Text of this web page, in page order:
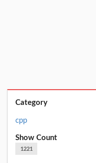
Category
cpp
Show Count
1221